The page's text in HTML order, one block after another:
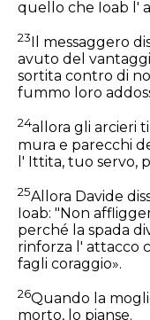
quello che Ioab l'
23
Il messaggero
avuto del
sortita contro di
fummo loro
24allora gli arcieri
mura e parecchi
l' Ittita, tuo servo,
25Allora Davide
Ioab: "Non
perché la spada
rinforza l' attacco
fagli coraggio».
26Quando la
morto, lo pianse.